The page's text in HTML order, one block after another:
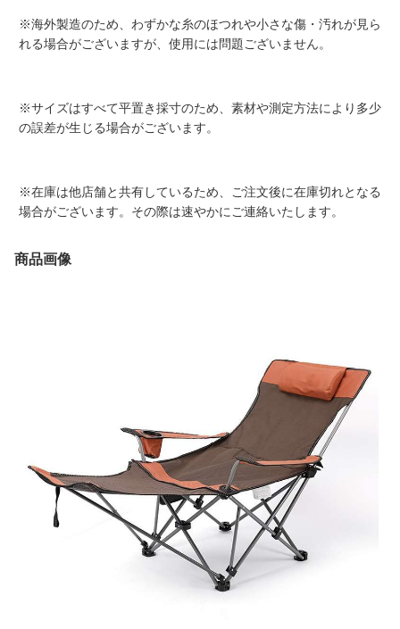
※海外製造のため、わずかな糸のほつれや小さな傷・汚れが見ら
れる場合がございますが、使用には問題ございません。
※サイズはすべて平置き採寸のため、素材や測定方法により多少
の誤差が生じる場合がございます。
※在庫は他店舗と共有しているため、ご注文後に在庫切れとなる
場合がございます。その際は速やかにご連絡いたします。
商品画像